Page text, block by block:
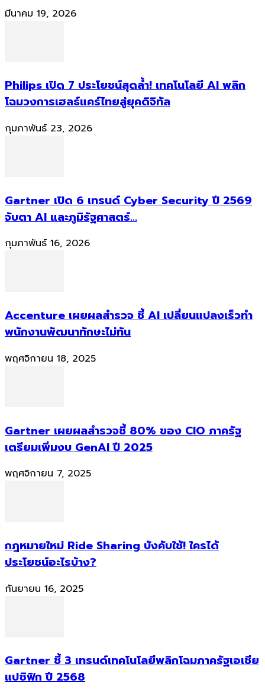
มีนาคม 19, 2026
Philips เปิด 7 ประโยชน์สุดล้ำ! เทคโนโลยี AI พลิก
โฉมวงการเฮลธ์แคร์ไทยสู่ยุคดิจิทัล
กุมภาพันธ์ 23, 2026
Gartner เปิด 6 เทรนด์ Cyber Security ปี 2569
จับตา AI และภูมิรัฐศาสตร์...
กุมภาพันธ์ 16, 2026
Accenture เผยผลสำรวจ ชี้ AI เปลี่ยนแปลงเร็วทำ
พนักงานพัฒนาทักษะไม่ทัน
พฤศจิกายน 18, 2025
Gartner เผยผลสำรวจชี้ 80% ของ CIO ภาครัฐ
เตรียมเพิ่มงบ GenAI ปี 2025
พฤศจิกายน 7, 2025
กฎหมายใหม่ Ride Sharing บังคับใช้! ใครได้
ประโยชน์อะไรบ้าง?
กันยายน 16, 2025
Gartner ชี้ 3 เทรนด์เทคโนโลยีพลิกโฉมภาครัฐเอเชีย
แปซิฟิก ปี 2568